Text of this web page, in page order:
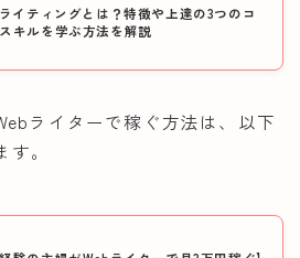
イティングとは？特徴や上達の3つのコ
キルを学ぶ方法を解説
ライターで稼ぐ方法は、以下
。